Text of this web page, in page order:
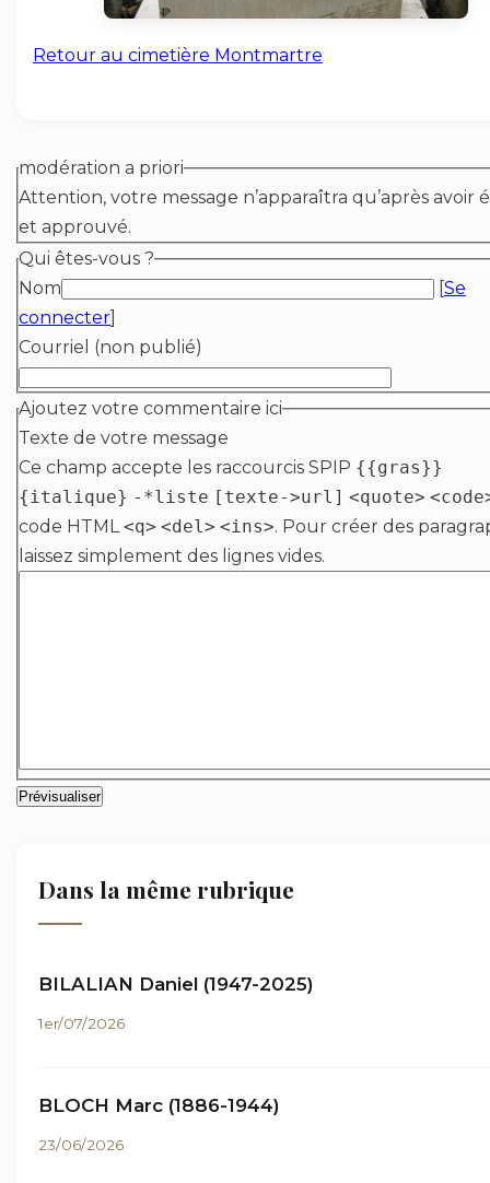
Retour au cimetière Montmartre
modération a priori
Attention, votre message n’apparaîtra qu’après avoir
et approuvé.
Qui êtes-vous ?
Nom
[Se
connecter]
Courriel (non publié)
Ajoutez votre commentaire ici
Texte de votre message
Ce champ accepte les raccourcis SPIP {{gras}}
{italique} -*liste [texte->url] <quote>
code HTML<q> <del> <ins>. Pour créer des
laissez simplement des lignes vides.
Dans la même rubrique
BILALIAN Daniel (1947-2025)
1er/07/2026
BLOCH Marc (1886-1944)
23/06/2026